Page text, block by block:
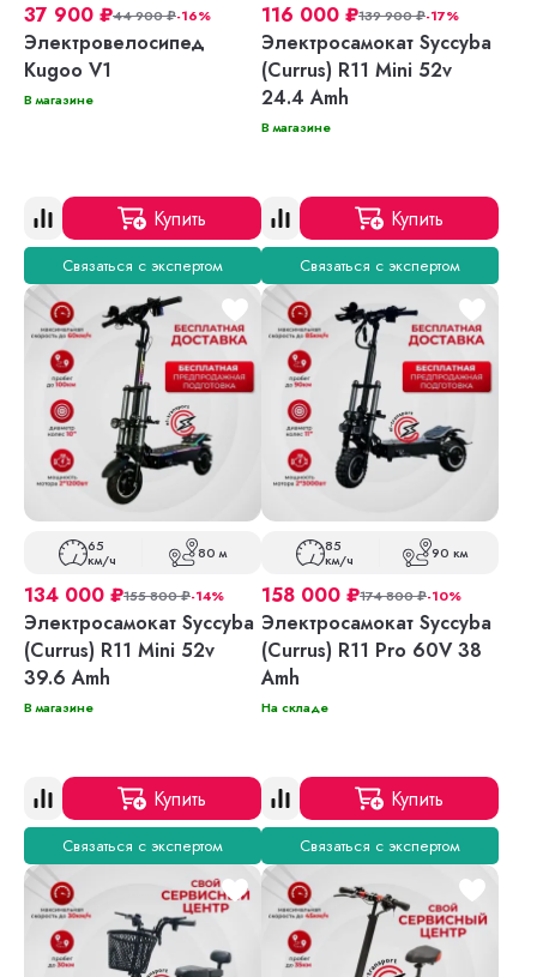
37 900 ₽44 900₽-16%
Электровелосипед
Kugoo V1
В магазине
Купить
Связаться с экспертом
116 000 ₽139 900₽-17%
Электросамокат Syccyba
(Currus) R11 Mini 52v
24.4 Amh
В магазине
Купить
Связаться с экспертом
65
км/ч 80 м
134 000 ₽155 800₽-14%
Электросамокат Syccyba
(Currus) R11 Mini 52v
39.6 Amh
В магазине
Купить
Связаться с экспертом
85
км/ч 90 км
158 000 ₽174 800₽-10%
Электросамокат Syccyba
(Currus) R11 Pro 60V 38
Amh
На складе
Купить
Связаться с экспертом